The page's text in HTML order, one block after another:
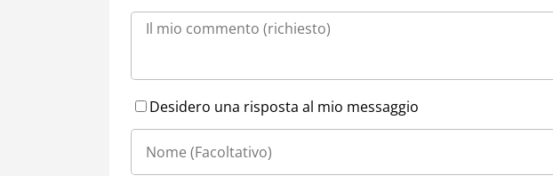
Desidero una risposta al mio messaggio